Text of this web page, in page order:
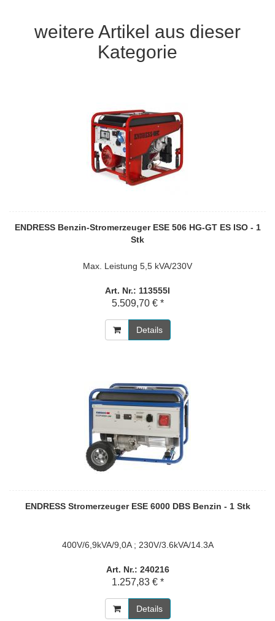
weitere Artikel aus dieser
Kategorie
ENDRESS Benzin-Stromerzeuger ESE 506 HG-GT ES ISO - 1
Stk
Max. Leistung 5,5 kVA/230V
Art. Nr.: 113555I
5.509,70 € *
Details
ENDRESS Stromerzeuger ESE 6000 DBS Benzin - 1 Stk
400V/6,9kVA/9,0A ; 230V/3.6kVA/14.3A
Art. Nr.: 240216
1.257,83 € *
Details